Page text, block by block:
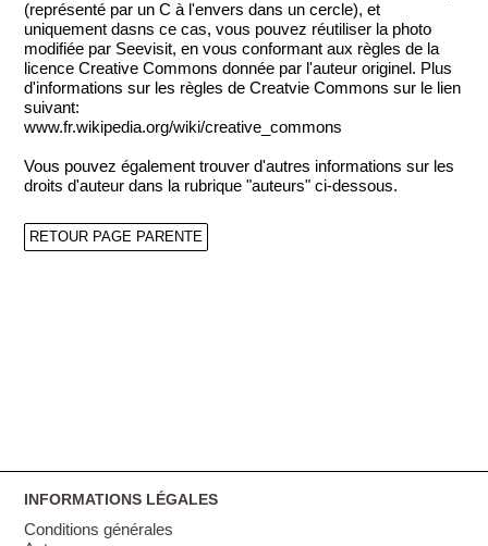
(représenté par un C à l'envers dans un cercle), et
uniquement dasns ce cas, vous pouvez réutiliser la photo
modifiée par Seevisit, en vous conformant aux règles de la
licence Creative Commons donnée par l'auteur originel. Plus
d'informations sur les règles de Creatvie Commons sur le lien
suivant:
www.fr.wikipedia.org/wiki/creative_commons
Vous pouvez également trouver d'autres informations sur les
droits d'auteur dans la rubrique "auteurs" ci-dessous.
RETOUR PAGE PARENTE
INFORMATIONS LÉGALES
Conditions générales